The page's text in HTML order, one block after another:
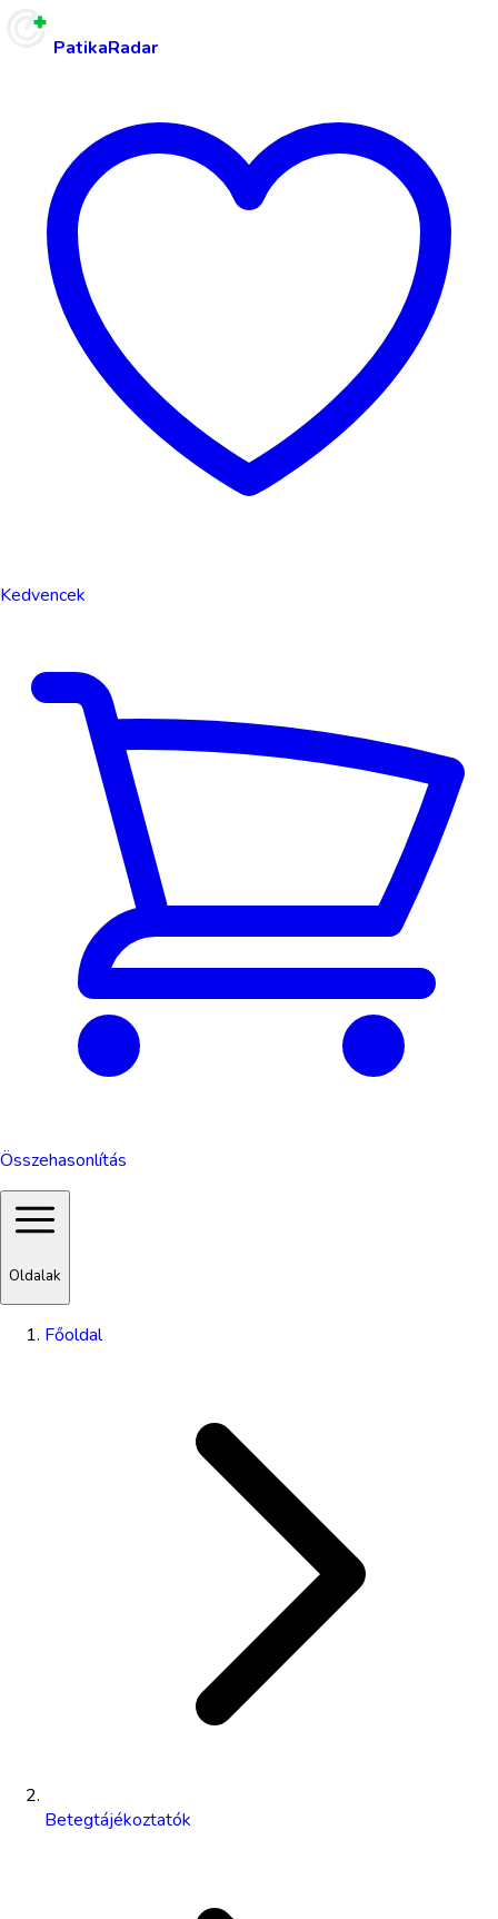
PatikaRadar
Kedvencek
Összehasonlítás
Oldalak
Főoldal
Betegtájékoztatók